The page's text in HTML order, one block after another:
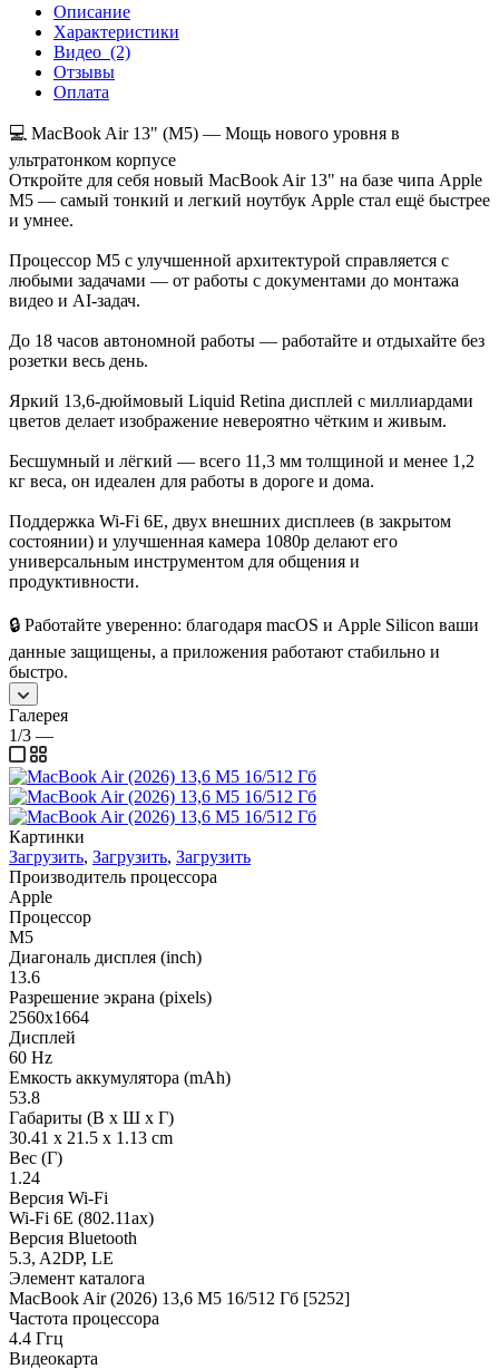
Описание
Характеристики
Видео (2)
Отзывы
Оплата
💻 MacBook Air 13" (M5) — Мощь нового уровня в
ультратонком корпусе
Откройте для себя новый MacBook Air 13" на базе чипа Apple
M5 — самый тонкий и легкий ноутбук Apple стал ещё быстрее
и умнее.
Процессор M5 с улучшенной архитектурой справляется с
любыми задачами — от работы с документами до монтажа
видео и AI-задач.
До 18 часов автономной работы — работайте и отдыхайте без
розетки весь день.
Яркий 13,6-дюймовый Liquid Retina дисплей с миллиардами
цветов делает изображение невероятно чётким и живым.
Бесшумный и лёгкий — всего 11,3 мм толщиной и менее 1,2
кг веса, он идеален для работы в дороге и дома.
Поддержка Wi‑Fi 6E, двух внешних дисплеев (в закрытом
состоянии) и улучшенная камера 1080p делают его
универсальным инструментом для общения и
продуктивности.
🔒 Работайте уверенно: благодаря macOS и Apple Silicon ваши
данные защищены, а приложения работают стабильно и
быстро.
Галерея
1/3 —
Картинки
Загрузить, Загрузить, Загрузить
Производитель процессора
Apple
Процессор
M5
Диагональ дисплея (inch)
13.6
Разрешение экрана (pixels)
2560x1664
Дисплей
60 Hz
Емкость аккумулятора (mAh)
53.8
Габариты (В х Ш х Г)
30.41 x 21.5 x 1.13 cm
Вес (Г)
1.24
Версия Wi-Fi
Wi-Fi 6E (802.11ax)
Версия Bluetooth
5.3, A2DP, LE
Элемент каталога
MacBook Air (2026) 13,6 M5 16/512 Гб [5252]
Частота процессора
4.4 Ггц
Видеокарта